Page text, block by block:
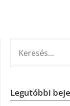
Legutóbbi